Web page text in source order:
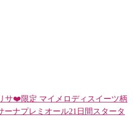
サ❤️限定 マイメロディスイーツ柄
ーナプレミオール21日間スタータ